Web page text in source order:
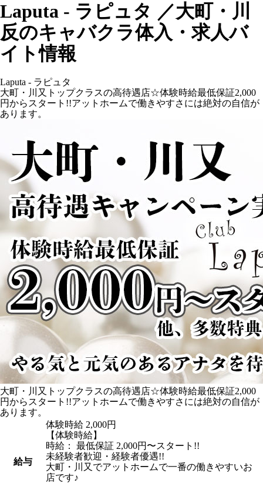
Laputa - ラピュタ ／大町・川
反のキャバクラ体入・求人バ
イト情報
Laputa - ラピュタ
大町・川又トップクラスの高待遇店☆体験時給最低保証2,000
円からスタート!!アットホームで働きやすさには絶対の自信が
あります。
大町・川又トップクラスの高待遇店☆体験時給最低保証2,000
円からスタート!!アットホームで働きやすさには絶対の自信が
あります。
給与
体験時給 2,000円
【体験時給】
時給： 最低保証 2,000円〜スタート!!
未経験者歓迎・経験者優遇!!
大町・川又でアットホームで一番の働きやすいお
店です♪